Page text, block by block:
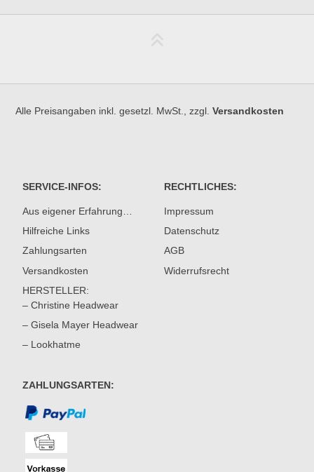
Alle Preisangaben inkl. gesetzl. MwSt., zzgl.Versandkosten
SERVICE-INFOS:
Aus eigener Erfahrung…
Hilfreiche Links
Zahlungsarten
Versandkosten
HERSTELLER:
– Christine Headwear
– Gisela Mayer Headwear
– Lookhatme
RECHTLICHES:
Impressum
Datenschutz
AGB
Widerrufsrecht
ZAHLUNGSARTEN: